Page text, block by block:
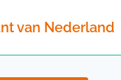
van Nederland